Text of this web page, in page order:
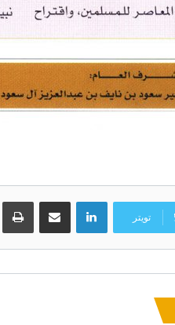
تويتر
لينكدإن مشاركة عبر البريد